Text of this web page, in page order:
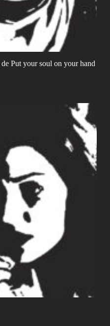
Put your soul on your hand